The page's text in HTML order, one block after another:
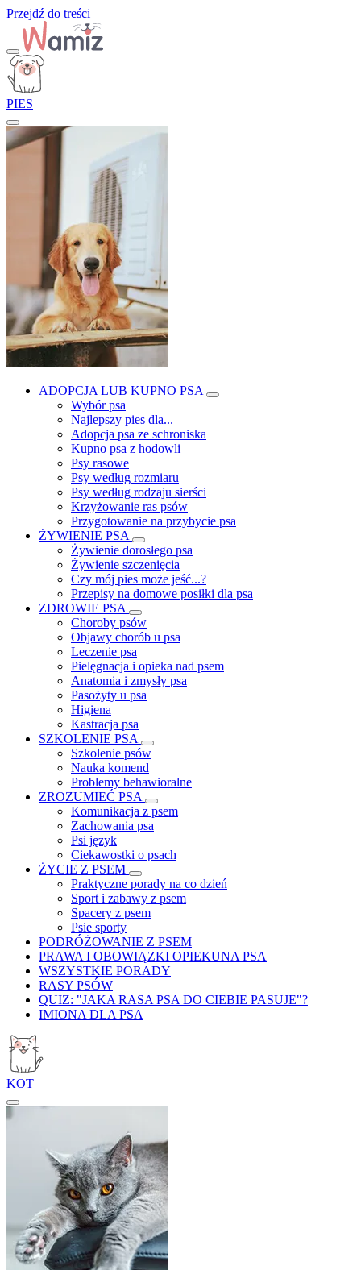
Przejdź do treści
PIES
ADOPCJA LUB KUPNO PSA
Wybór psa
Najlepszy pies dla...
Adopcja psa ze schroniska
Kupno psa z hodowli
Psy rasowe
Psy według rozmiaru
Psy według rodzaju sierści
Krzyżowanie ras psów
Przygotowanie na przybycie psa
ŻYWIENIE PSA
Żywienie dorosłego psa
Żywienie szczenięcia
Czy mój pies może jeść...?
Przepisy na domowe posiłki dla psa
ZDROWIE PSA
Choroby psów
Objawy chorób u psa
Leczenie psa
Pielęgnacja i opieka nad psem
Anatomia i zmysły psa
Pasożyty u psa
Higiena
Kastracja psa
SZKOLENIE PSA
Szkolenie psów
Nauka komend
Problemy behawioralne
ZROZUMIEĆ PSA
Komunikacja z psem
Zachowania psa
Psi język
Ciekawostki o psach
ŻYCIE Z PSEM
Praktyczne porady na co dzień
Sport i zabawy z psem
Spacery z psem
Psie sporty
PODRÓŻOWANIE Z PSEM
PRAWA I OBOWIĄZKI OPIEKUNA PSA
WSZYSTKIE PORADY
RASY PSÓW
QUIZ: "JAKA RASA PSA DO CIEBIE PASUJE"?
IMIONA DLA PSA
KOT